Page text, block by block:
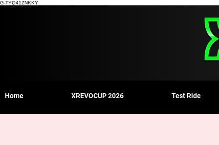
G-TYQ41ZNKKY
Home XREVOCUP 2026 Test Ride